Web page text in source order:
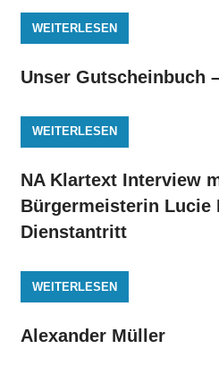
WEITERLESEN
Unser Gutscheinbuch
WEITERLESEN
NA Klartext Interview
Bürgermeisterin Lucie
Dienstantritt
WEITERLESEN
Alexander Müller